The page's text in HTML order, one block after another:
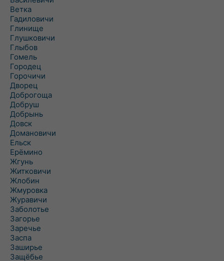
Ветка
Гадиловичи
Глинище
Глушковичи
Глыбов
Гомель
Городец
Горочичи
Дворец
Доброгоща
Добруш
Добрынь
Довск
Домановичи
Ельск
Ерёмино
Жгунь
Житковичи
Жлобин
Жмуровка
Журавичи
Заболотье
Загорье
Заречье
Заспа
Заширье
Защёбье